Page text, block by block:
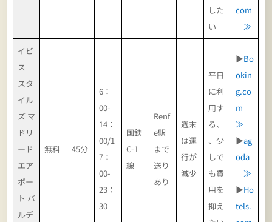
した
い
com
≫
イビ
ス
スタ
イル
ズ マ
ドリ
ード
エア
ポー
ト バ
ルデ
無料 45分
6：
00-
14：
00/1
7：
00-
23：
30
国鉄
C-1
線
Renf
e駅
まで
送り
あり
週末
は運
行が
減少
平日
に利
用す
る、
、少
しで
も費
用を
抑え
▶Bo
okin
g.co
m
≫
▶ag
oda
≫
▶Ho
tels.